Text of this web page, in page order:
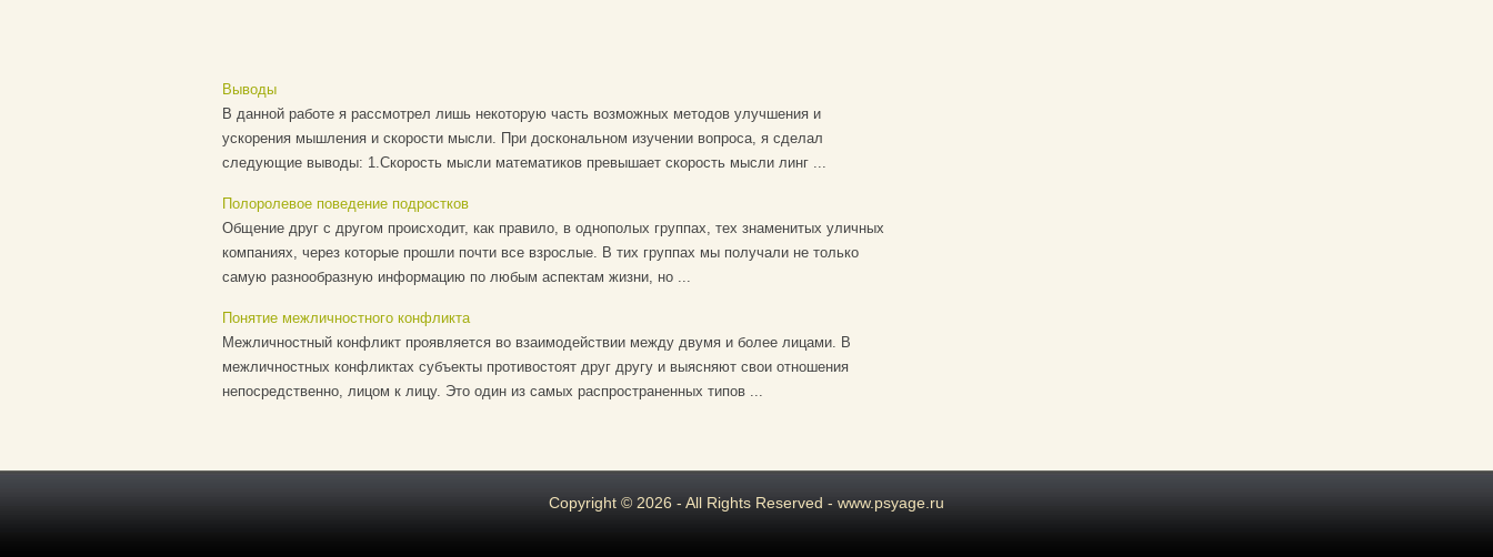
Выводы
В данной работе я рассмотрел лишь некоторую часть возможных методов улучшения и
ускорения мышления и скорости мысли. При доскональном изучении вопроса, я сделал
следующие выводы: 1.Скорость мысли математиков превышает скорость мысли линг ...
Полоролевое поведение подростков
Общение друг с другом происходит, как правило, в однополых группах, тех знаменитых уличных
компаниях, через которые прошли почти все взрослые. В тих группах мы получали не только
самую разнообразную информацию по любым аспектам жизни, но ...
Понятие межличностного конфликта
Межличностный конфликт проявляется во взаимодействии между двумя и более лицами. В
межличностных конфликтах субъекты противостоят друг другу и выясняют свои отношения
непосредственно, лицом к лицу. Это один из самых распространенных типов ...
Copyright © 2026 - All Rights Reserved - www.psyage.ru